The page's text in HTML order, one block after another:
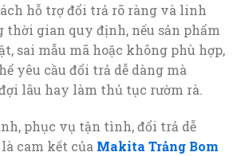
hỗ trợ đổi trả rõ ràng và linh
thời gian quy định, nếu sản phẩm
sai mẫu mã hoặc không phù hợp,
yêu cầu đổi trả dễ dàng mà
lâu hay làm thủ tục rườm rà.
phục vụ tận tình, đổi trả dễ
cam kết của Makita Trảng Bom